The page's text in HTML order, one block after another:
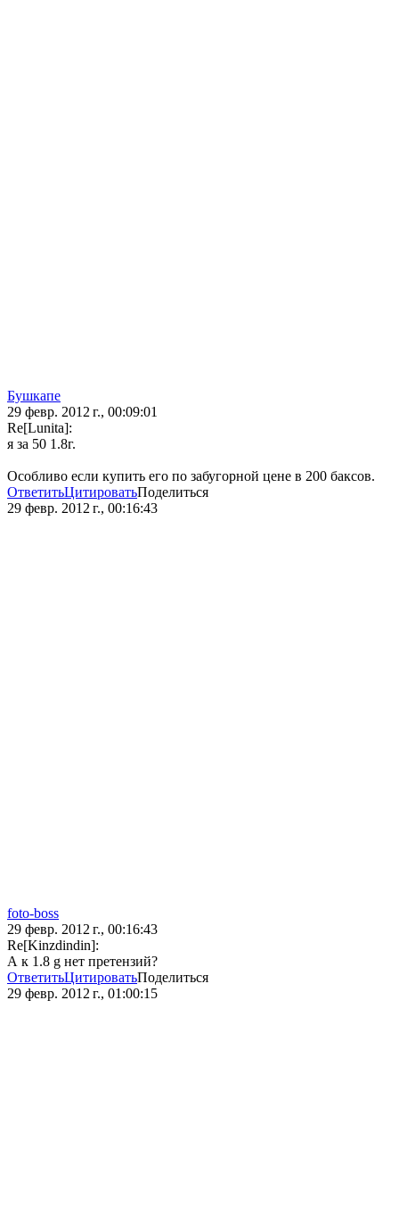
Бушкапе
29 февр. 2012 г., 00:09:01
Re[Lunita]:
я за 50 1.8г.
Особливо если купить его по забугорной цене в 200 баксов.
ОтветитьЦитироватьПоделиться
29 февр. 2012 г., 00:16:43
foto-boss
29 февр. 2012 г., 00:16:43
Re[Kinzdindin]:
А к 1.8 g нет претензий?
ОтветитьЦитироватьПоделиться
29 февр. 2012 г., 01:00:15